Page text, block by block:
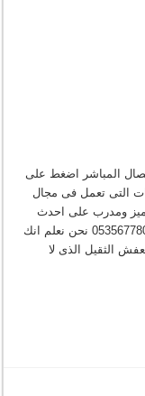
المباشر اضغط على
التى تعمل فى مجال
ومدرب على احدث
الوسائل المتميزة للاتصال المباشر اضغط على 0535677800 نحن نعلم انك
الثقيل الذى لا